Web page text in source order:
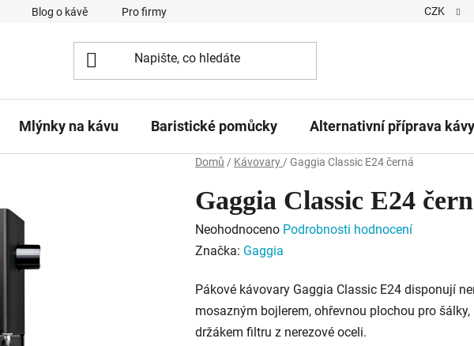
Blog o kávě Pro firmy Obchodní podmínky
CZK
Mlýnky na kávu Baristické pomůcky Alternativní příprava kávy
Domů / Kávovary / Gaggia Classic E24 černá
Gaggia Classic E24
Průměrné
hodnocení
je
0,0
z
Neohodnoceno Podrobnosti hodnocení
Značka: Gaggia
Pákové kávovary Gaggia Classic E24 disponují
mosazným bojlerem, ohřevnou plochou pro
držákem filtru z nerezové oceli.